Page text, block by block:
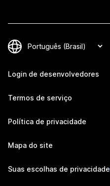
Login de desenvolvedores
Termos de serviço
Política de privacidade
Mapa do site
Suas escolhas de privacidade